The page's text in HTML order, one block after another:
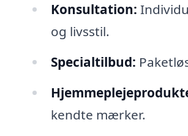
Konsultation:
og livsstil.
Specialtilbud:
kendte mærker.